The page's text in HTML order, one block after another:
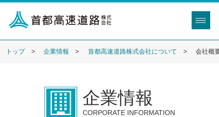
トップ 企業情報 首都高速道路株式会社について 会社概
企業情報
CORPORATE INFORMATION